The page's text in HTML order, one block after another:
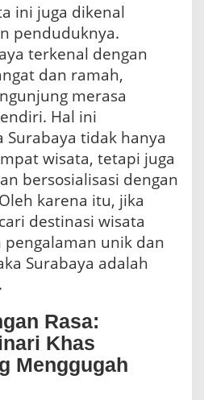
ini juga dikenal
penduduknya.
terkenal dengan
dan ramah,
merasa
Hal ini
tidak hanya
wisata, tetapi juga
bersosialisasi dengan
karena itu, jika
destinasi wisata
unik dan
Surabaya adalah
Rasa:
Khas
Menggugah